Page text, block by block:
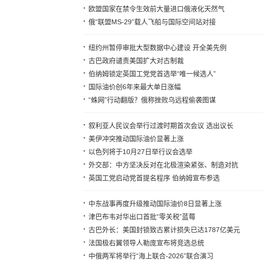
欧盟国家在禁令生效前大量进口俄液化天然气
俄“联盟MS-29”载人飞船与国际空间站对接
纽约州暂停审批大型数据中心建设 开全美先例
古巴政府谴责美国扩大对古制裁
伯纳姆锁定英国工党党首选举“唯一候选人”
国际油价创6年来最大单日涨幅
“蛛网”行动翻版？俄称挫败乌远程偷袭图谋
叙利亚人民议会举行过渡时期首次会议 选出议长
美伊冲突推动国际油价显著上涨
以色列将于10月27日举行议会选举
外交部：中方坚决反对在北极渲染紧张、制造对抗
英国工党启动党首提名程序 伯纳姆宣布参选
中东战事再度升级推动国际油价8日显著上涨
津巴布韦对华出口首批“零关税”蓝莓
古巴外长：美国封锁致古累计损失已达1787亿美元
法国极右翼领导人勒庞宣布将竞选总统
中俄两军将举行“海上联合-2026”联合演习